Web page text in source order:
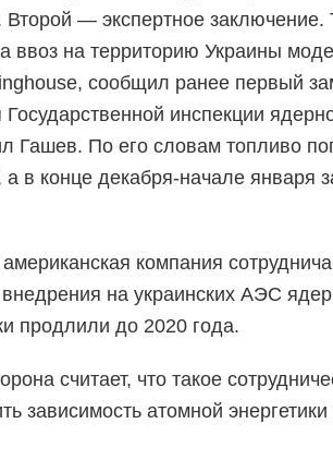
Второй — экспертное
ввоз на территорию Украины
сообщил ранее первый
инспекции
Гашев. По его словам топливо
в конце декабря-начале января
компания
на украинских АЭС
продлили до 2020 года.
считает, что такое
зависимость атомной